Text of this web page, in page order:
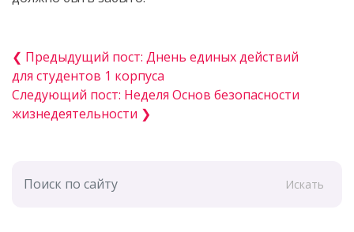
❮ Предыдущий пост: Днень единых действий
для студентов 1 корпуса
Следующий пост: Неделя Основ безопасности
жизнедеятельности ❯
Искать